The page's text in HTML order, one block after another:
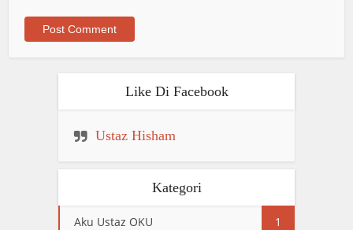
Like Di Facebook
Ustaz Hisham
Kategori
Aku Ustaz OKU 1